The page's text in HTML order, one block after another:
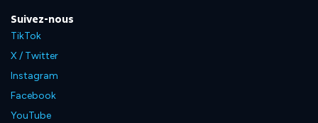
Suivez-nous
TikTok
X / Twitter
Instagram
Facebook
YouTube